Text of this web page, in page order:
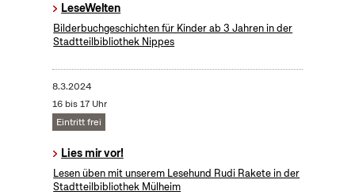
LeseWelten
Bilderbuchgeschichten für Kinder ab 3 Jahren in der
Stadtteilbibliothek Nippes
8.3.2024
16 bis 17 Uhr
Eintritt frei
Lies mir vor!
Lesen üben mit unserem Lesehund Rudi Rakete in der
Stadtteilbibliothek Mülheim